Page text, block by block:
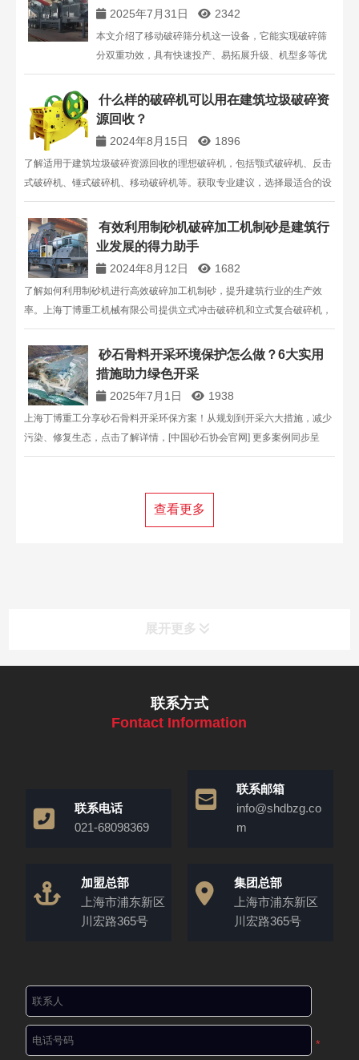
2025年7月31日 2342
本文介绍了移动破碎筛分机这一设备，它能实现破碎筛
分双重功效，具有快速投产、易拓展升级、机型多等优
势，可满足多样化生产需求。
什么样的破碎机可以用在建筑垃圾破碎资
源回收？
2024年8月15日 1896
了解适用于建筑垃圾破碎资源回收的理想破碎机，包括颚式破碎机、反击
式破碎机、锤式破碎机、移动破碎机等。获取专业建议，选择最适合的设
备，提升建筑垃圾回收效率。
有效利用制砂机破碎加工机制砂是建筑行
业发展的得力助手
2024年8月12日 1682
了解如何利用制砂机进行高效破碎加工机制砂，提升建筑行业的生产效
率。上海丁博重工机械有限公司提供立式冲击破碎机和立式复合破碎机，
满足各种物料的需求，节能环保，性能卓越。
砂石骨料开采环境保护怎么做？6大实用
措施助力绿色开采
2025年7月1日 1938
上海丁博重工分享砂石骨料开采环保方案！从规划到开采六大措施，减少
污染、修复生态，点击了解详情，[中国砂石协会官网] 更多案例同步呈
现！
查看更多
展开更多
联系方式
Fontact Information
联系电话
021-68098369
联系邮箱
info@shdbzg.co
m
加盟总部
上海市浦东新区
川宏路365号
集团总部
上海市浦东新区
川宏路365号
*